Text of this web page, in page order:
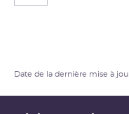
Date de la dernière mise à